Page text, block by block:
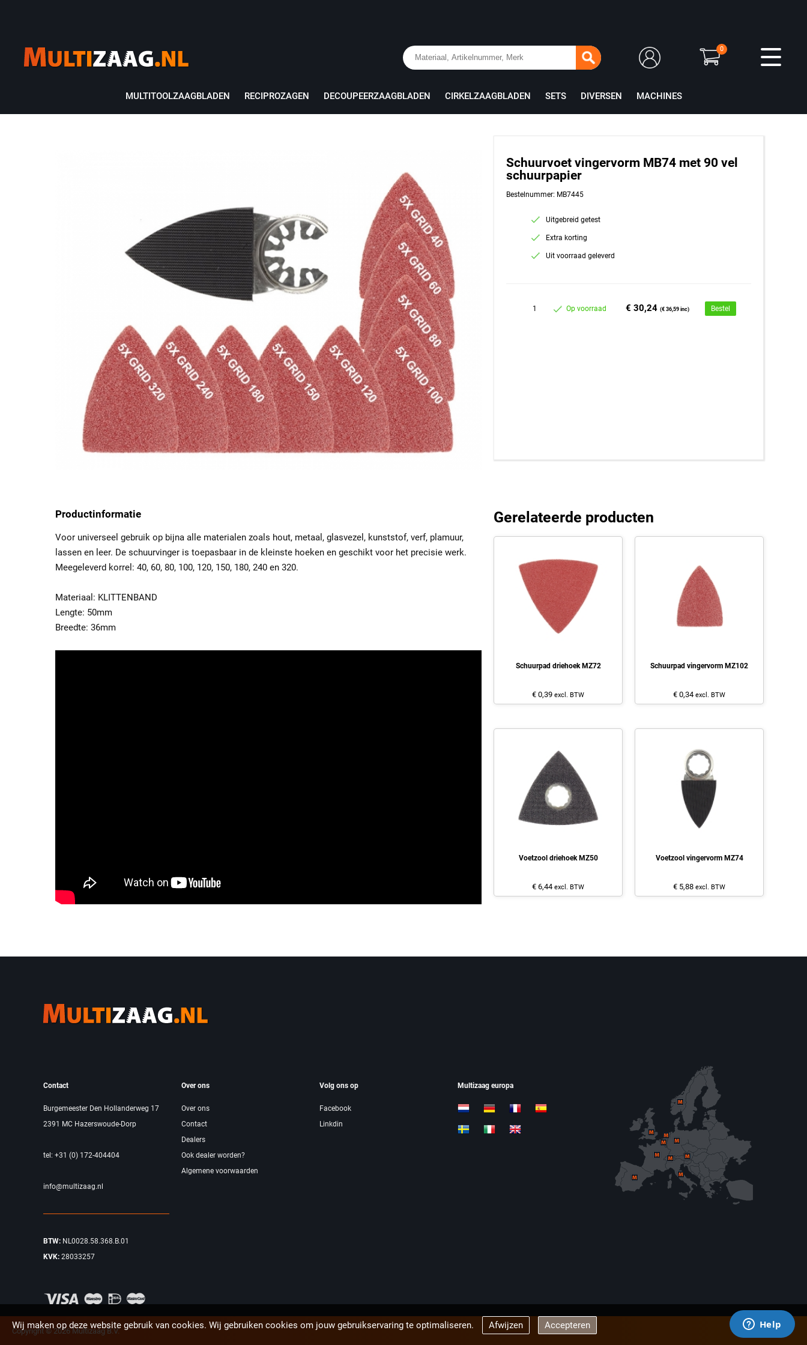
MULTITOOLZAAGBLADEN RECIPROZAGEN DECOUPEERZAAGBLADEN CIRKELZAAGBLADEN SETS DIVERSEN MACHINES
0
Schuurvoet vingervorm MB74 met 90 vel
schuurpapier
Bestelnummer: MB7445
Uitgebreid getest
Extra korting
Uit voorraad geleverd
1 Op voorraad € 30,24(€ 36,59 inc) Bestel
Productinformatie
Voor universeel gebruik op bijna alle materialen zoals hout, metaal, glasvezel, kunststof, verf, plamuur,
lassen en leer. De schuurvinger is toepasbaar in de kleinste hoeken en geschikt voor het precisie werk.
Meegeleverd korrel: 40, 60, 80, 100, 120, 150, 180, 240 en 320.
Materiaal: KLITTENBAND
Lengte: 50mm
Breedte: 36mm
Gerelateerde producten
Schuurpad driehoek MZ72
€ 0,39 excl. BTW
Schuurpad vingervorm MZ102
€ 0,34 excl. BTW
Voetzool driehoek MZ50
€ 6,44 excl. BTW
Voetzool vingervorm MZ74
€ 5,88 excl. BTW
Contact
Burgemeester Den Hollanderweg 17
2391 MC Hazerswoude-Dorp
tel: +31 (0) 172-404404
info@multizaag.nl
BTW: NL0028.58.368.B.01
KVK: 28033257
Over ons
Over ons
Contact
Dealers
Ook dealer worden?
Algemene voorwaarden
Volg ons op
Facebook
Linkdin
Multizaag europa
Copyright © 2026 Multizaag B.V.
Wij maken op deze website gebruik van cookies. Wij gebruiken cookies om jouw gebruikservaring te optimaliseren. Afwijzen Accepteren